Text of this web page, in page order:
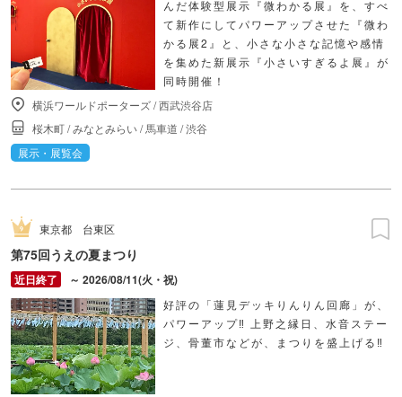
んだ体験型展示『微わかる展』を、すべ
て新作にしてパワーアップさせた『微わ
かる展2』と、小さな小さな記憶や感情
を集めた新展示『小さいすぎるよ展』が
同時開催！
横浜ワールドポーターズ/西武渋谷店
桜木町/みなとみらい/馬車道 /渋谷
展示・展覧会
東京都 台東区
第75回うえの夏まつり
～ 2026/08/11(火・祝)
好評の「蓮見デッキりんりん回廊」が、
パワーアップ‼ 上野之縁日、水音ステー
ジ、骨董市などが、まつりを盛上げる‼